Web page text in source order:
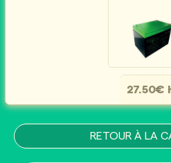
27.50€
RETOUR À LA